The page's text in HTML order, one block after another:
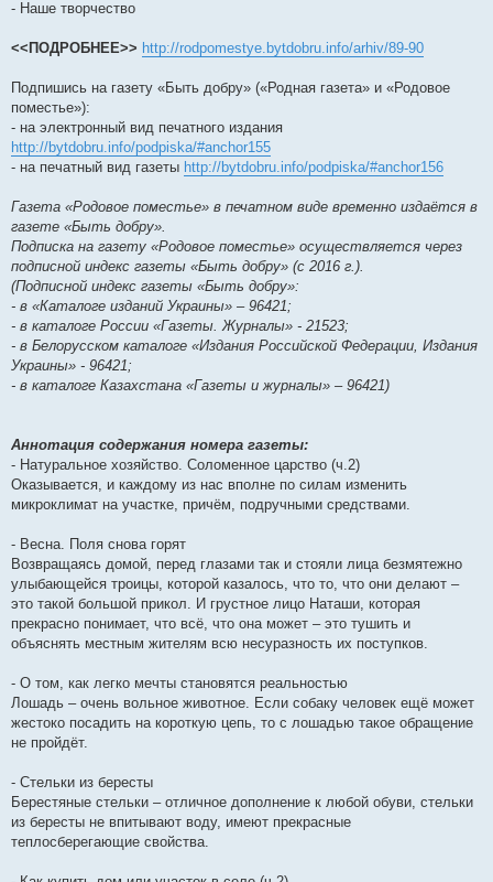
- Наше творчество
<<ПОДРОБНЕЕ>> http://rodpomestye.bytdobru.info/arhiv/89-90
Подпишись на газету «Быть добру» («Родная газета» и «Родовое
поместье»):
- на электронный вид печатного издания
http://bytdobru.info/podpiska/#anchor155
- на печатный вид газеты http://bytdobru.info/podpiska/#anchor156
Газета «Родовое поместье» в печатном виде временно издаётся в
газете «Быть добру».
Подписка на газету «Родовое поместье» осуществляется через
подписной индекс газеты «Быть добру» (с 2016 г.).
(Подписной индекс газеты «Быть добру»:
- в «Каталоге изданий Украины» – 96421;
- в каталоге России «Газеты. Журналы» - 21523;
- в Белорусском каталоге «Издания Российской Федерации, Издания
Украины» - 96421;
- в каталоге Казахстана «Газеты и журналы» – 96421)
Аннотация содержания номера газеты:
- Натуральное хозяйство. Соломенное царство (ч.2)
Оказывается, и каждому из нас вполне по силам изменить
микроклимат на участке, причём, подручными средствами.
- Весна. Поля снова горят
Возвращаясь домой, перед глазами так и стояли лица безмятежно
улыбающейся троицы, которой казалось, что то, что они делают –
это такой большой прикол. И грустное лицо Наташи, которая
прекрасно понимает, что всё, что она может – это тушить и
объяснять местным жителям всю несуразность их поступков.
- О том, как легко мечты становятся реальностью
Лошадь – очень вольное животное. Если собаку человек ещё может
жестоко посадить на короткую цепь, то с лошадью такое обращение
не пройдёт.
- Стельки из бересты
Берестяные стельки – отличное дополнение к любой обуви, стельки
из бересты не впитывают воду, имеют прекрасные
теплосберегающие свойства.